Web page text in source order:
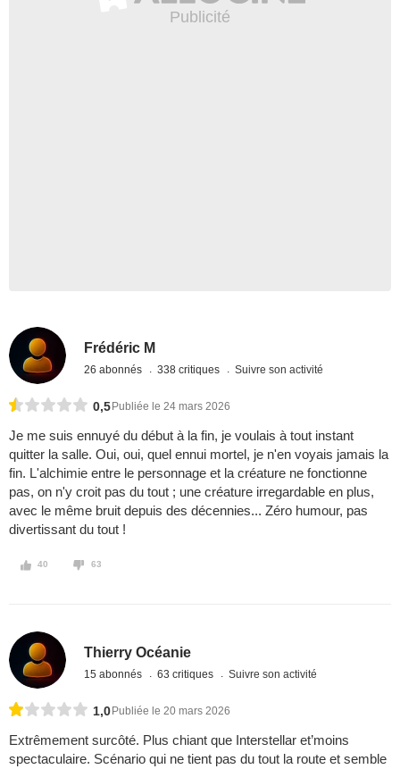
Frédéric M
26 abonnés 338 critiques Suivre son activité
0,5 Publiée le 24 mars 2026
Je me suis ennuyé du début à la fin, je voulais à tout instant
quitter la salle. Oui, oui, quel ennui mortel, je n'en voyais jamais la
fin. L'alchimie entre le personnage et la créature ne fonctionne
pas, on n'y croit pas du tout ; une créature irregardable en plus,
avec le même bruit depuis des décennies... Zéro humour, pas
divertissant du tout !
40 63
Thierry Océanie
15 abonnés 63 critiques Suivre son activité
1,0 Publiée le 20 mars 2026
Extrêmement surcôté. Plus chiant que Interstellar et’moins
spectaculaire. Scénario qui ne tient pas du tout la route et semble